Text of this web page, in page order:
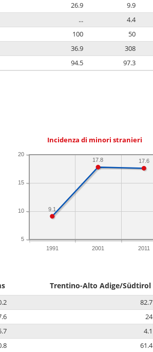
26.9 9.9
... 4.4
100 50
36.9 308
94.5 97.3
Incidenza di minori stranieri
1991 2001 2011
5
10
15
20
17.6
17.8
9.1
Trentino-Alto Adige/Südtirol
82.7
24
4.1
61.4